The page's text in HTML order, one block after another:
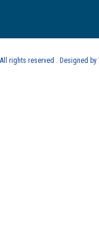
All rights reserved . Designed by